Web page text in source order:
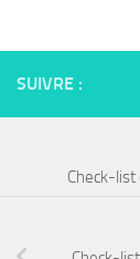
SUIVRE :
Check-